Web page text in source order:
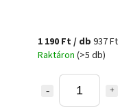
1 190 Ft/ db 937
Raktáron (>5 db)